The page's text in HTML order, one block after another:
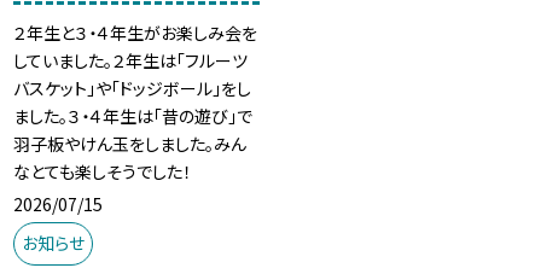
２年生と３・４年生がお楽しみ会を
していました。２年生は「フルーツ
バスケット」や「ドッジボール」をし
ました。３・４年生は「昔の遊び」で
羽子板やけん玉をしました。みん
なとても楽しそうでした！
2026/07/15
お知らせ